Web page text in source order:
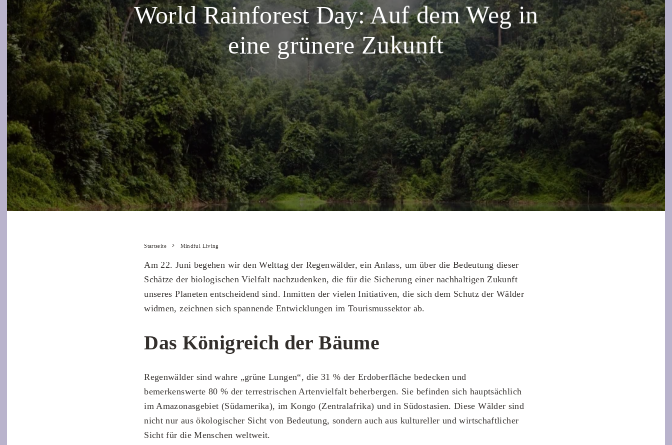
World Rainforest Day: Auf dem Weg in
eine grünere Zukunft
Startseite Mindful Living
Am 22. Juni begehen wir den Welttag der Regenwälder, ein Anlass, um über die Bedeutung dieser
Schätze der biologischen Vielfalt nachzudenken, die für die Sicherung einer nachhaltigen Zukunft
unseres Planeten entscheidend sind. Inmitten der vielen Initiativen, die sich dem Schutz der Wälder
widmen, zeichnen sich spannende Entwicklungen im Tourismussektor ab.
Das Königreich der Bäume
Regenwälder sind wahre „grüne Lungen“, die 31 % der Erdoberfläche bedecken und
bemerkenswerte 80 % der terrestrischen Artenvielfalt beherbergen. Sie befinden sich hauptsächlich
im Amazonasgebiet (Südamerika), im Kongo (Zentralafrika) und in Südostasien. Diese Wälder sind
nicht nur aus ökologischer Sicht von Bedeutung, sondern auch aus kultureller und wirtschaftlicher
Sicht für die Menschen weltweit.